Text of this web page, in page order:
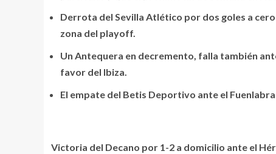
Derrota del Sevilla Atlético por dos goles a
zona del playoff.
Un Antequera en decremento, falla también
favor del Ibiza.
El empate del Betis Deportivo ante el
Victoria del Decano por 1-2 a domicilio ante el